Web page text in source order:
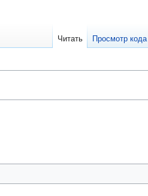
Читать Просмотр кода